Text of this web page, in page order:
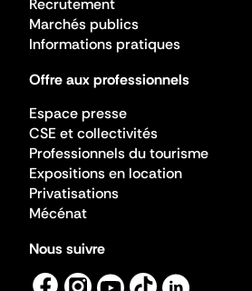
Marchés publics
Informations pratiques
Offre aux professionnels
Espace presse
CSE et collectivités
Professionnels du tourisme
Expositions en location
Privatisations
Mécénat
Nous suivre